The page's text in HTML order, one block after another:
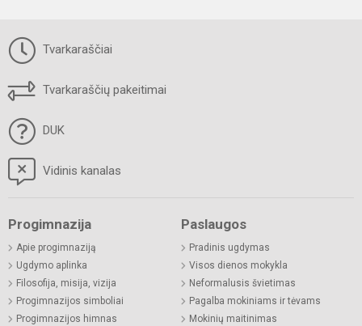
Tvarkaraščiai
Tvarkaraščių pakeitimai
DUK
Vidinis kanalas
Progimnazija
Apie progimnaziją
Ugdymo aplinka
Filosofija, misija, vizija
Progimnazijos simboliai
Progimnazijos himnas
Paslaugos
Pradinis ugdymas
Visos dienos mokykla
Neformalusis švietimas
Pagalba mokiniams ir tėvams
Mokinių maitinimas